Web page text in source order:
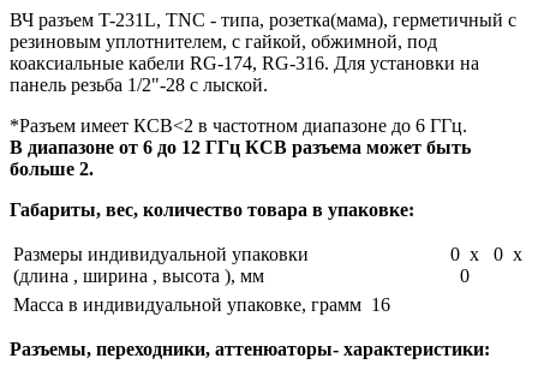
ВЧ разъем T-231L, TNC - типа, розетка(мама), герметичный с
резиновым уплотнителем, с гайкой, обжимной, под
коаксиальные кабели RG-174, RG-316. Для установки на
панель резьба 1/2"-28 с лыской.
*Разъем имеет КСВ<2 в частотном диапазоне до 6 ГГц.
В диапазоне от 6 до 12 ГГц КСВ разъема может быть
больше 2.
Габариты, вес, количество товара в упаковке:
Размеры индивидуальной упаковки
(длина , ширина , высота ), мм
0 x 0 x
0
Масса в индивидуальной упаковке, грамм 16
Разъемы, переходники, аттенюаторы- характеристики: